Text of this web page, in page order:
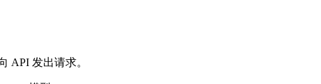
API 发出请求。